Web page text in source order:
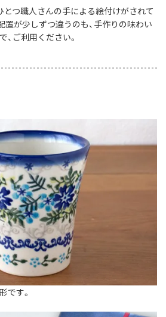
とつ職人さんの手による絵付けがされて
置が少しずつ違うのも、手作りの味わい
ご利用ください。
です。